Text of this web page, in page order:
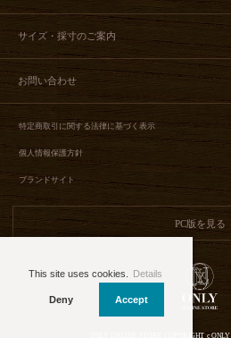
サイズ・採寸のご案内
お問い合わせ
特定商取引に関する法律に基づく表示
個人情報保護方針
ブランドサイト
ONLY ONLINE STORE COPYRIGHT c
This site uses cookies. Details
Deny Accept